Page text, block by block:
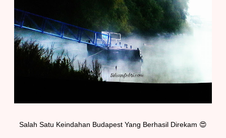
Salah Satu Keindahan Budapest Yang Berhasil Direkam 😍